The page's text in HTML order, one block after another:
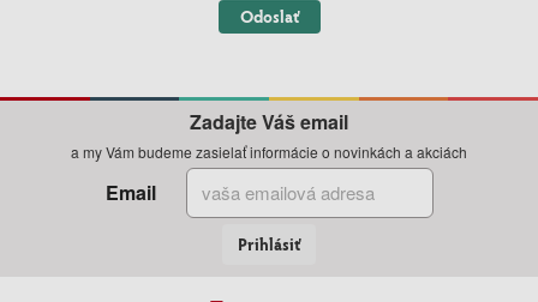
Odoslať
Zadajte Váš email
a my Vám budeme zasielať informácie o novinkách a akciách
Email
Prihlásiť